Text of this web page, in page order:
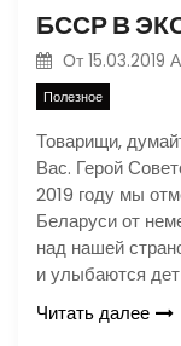
От 15.03.2019
Полезное
Товарищи,
Вас. Герой
2019 году мы
Беларуси от
над нашей
и улыбаются
Читать далее